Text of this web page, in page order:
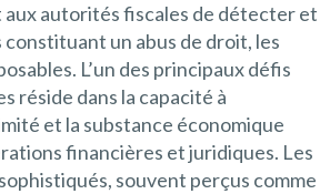
autorités fiscales de détecter et
constituant un abus de droit, les
L’un des principaux défis
réside dans la capacité à
et la substance économique
financières et juridiques. Les
souvent perçus comme